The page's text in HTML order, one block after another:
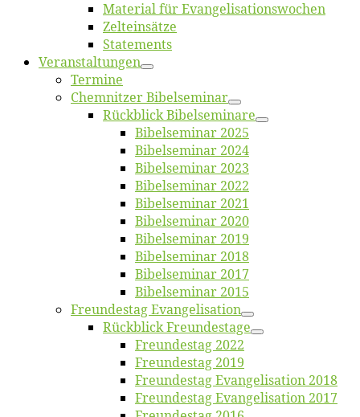
Ma­te­ri­al für Evangelisationswochen
Zelt­ein­sät­ze
State­ments
Ver­an­stal­tun­gen
Ter­mi­ne
Chemnit­zer Bibelseminar
Rück­blick Bibelseminare
Bi­bel­se­mi­nar 2025
Bi­bel­se­mi­nar 2024
Bi­bel­se­mi­nar 2023
Bi­bel­se­mi­nar 2022
Bi­bel­se­mi­nar 2021
Bi­bel­se­mi­nar 2020
Bi­bel­se­mi­nar 2019
Bi­bel­se­mi­nar 2018
Bibelsemi­nar 2017
Bibelsemi­nar 2015
Freun­des­tag Evangelisation
Rück­blick Freundestage
Freun­des­tag 2022
Freun­des­tag 2019
Freun­des­tag Evan­ge­li­sa­ti­on 2018
Freun­des­tag Evan­ge­li­sa­ti­on 2017